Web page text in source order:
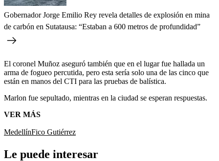
Gobernador Jorge Emilio Rey revela detalles de explosión en mina
de carbón en Sutatausa: “Estaban a 600 metros de profundidad”
El coronel Muñoz aseguró también que en el lugar fue hallada un
arma de fogueo percutida, pero esta sería solo una de las cinco que
están en manos del CTI para las pruebas de balística.
Marlon fue sepultado, mientras en la ciudad se esperan respuestas.
VER MÁS
MedellínFico Gutiérrez
Le puede interesar